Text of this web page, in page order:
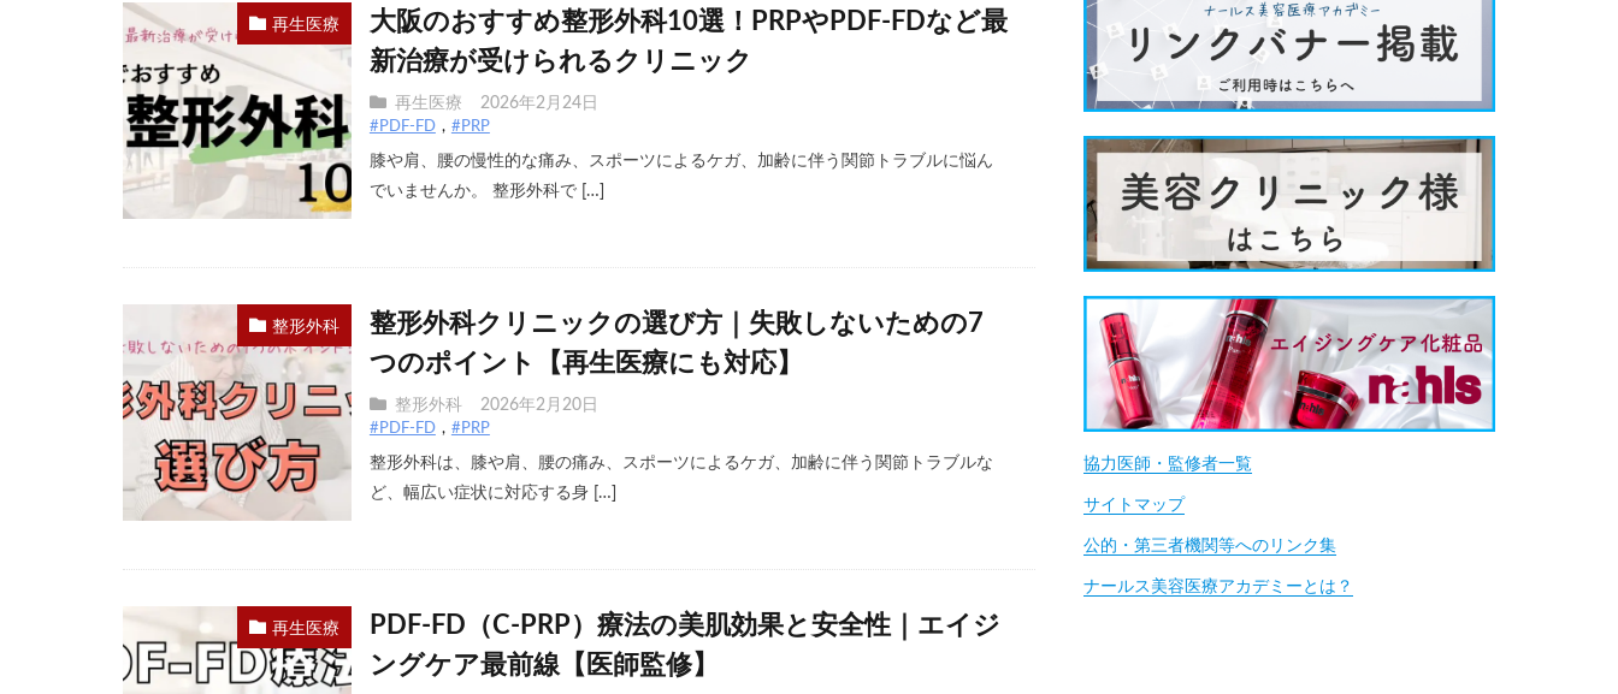
再生医療
大阪のおすすめ整形外科10選！PRPやPDF-FDなど最
新治療が受けられるクリニック
再生医療 2026年2月24日
#PDF-FD #PRP
膝や肩、腰の慢性的な痛み、スポーツによるケガ、加齢に伴う関節トラブルに悩ん
でいませんか。 整形外科で […]
整形外科
整形外科クリニックの選び方｜失敗しないための7
つのポイント【再生医療にも対応】
整形外科 2026年2月20日
#PDF-FD #PRP
整形外科は、膝や肩、腰の痛み、スポーツによるケガ、加齢に伴う関節トラブルな
ど、幅広い症状に対応する身 […]
再生医療
PDF-FD（C-PRP）療法の美肌効果と安全性｜エイジ
ングケア最前線【医師監修】
協力医師・監修者一覧
サイトマップ
公的・第三者機関等へのリンク集
ナールス美容医療アカデミーとは？